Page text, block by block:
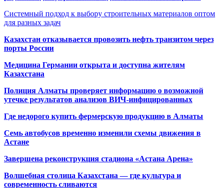
Системный подход к выбору строительных материалов оптом
для разных задач
Казахстан отказывается провозить нефть транзитом через
порты России
Медицина Германии открыта и доступна жителям
Казахстана
Полиция Алматы проверяет информацию о возможной
утечке результатов анализов ВИЧ-инфицированных
Где недорого купить фермерскую продукцию в Алматы
Семь автобусов временно изменили схемы движения в
Астане
Завершена реконструкция стадиона «Астана Арена»
Волшебная столица Казахстана — где культура и
современность сливаются